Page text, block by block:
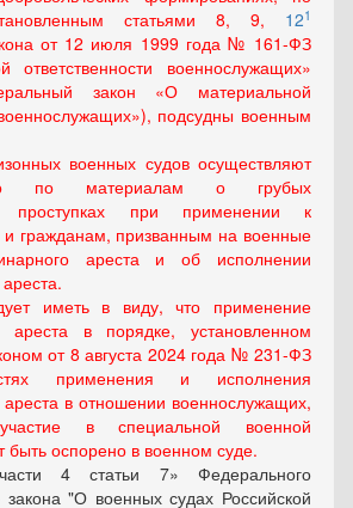
статьями 8, 9, 121
от 12 июля 1999 года № 161-ФЗ
ответственности военнослужащих»
закон «О материальной
подсудны военным
военных судов осуществляют
по материалам о грубых
проступках при применении к
гражданам, призванным на военные
ареста и об исполнении
иметь в виду, что применение
ареста в порядке, установленном
от 8 августа 2024 года № 231-ФЗ
применения и исполнения
в отношении военнослужащих,
в специальной военной
оспорено в военном суде.
части 4 статьи 7
Федерального
закона "О военных судах Российской